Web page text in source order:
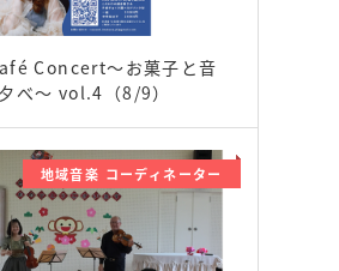
Concert〜お菓子と音
べ〜 vol.4（8/9）
地域音楽 コーディネーター